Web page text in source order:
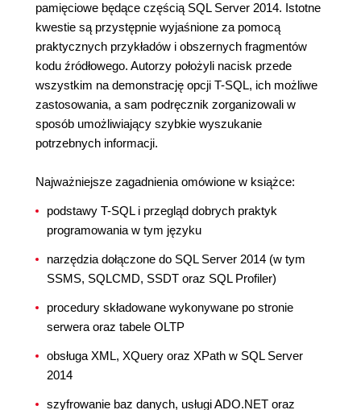
pamięciowe będące częścią SQL Server 2014. Istotne
kwestie są przystępnie wyjaśnione za pomocą
praktycznych przykładów i obszernych fragmentów
kodu źródłowego. Autorzy położyli nacisk przede
wszystkim na demonstrację opcji T-SQL, ich możliwe
zastosowania, a sam podręcznik zorganizowali w
sposób umożliwiający szybkie wyszukanie
potrzebnych informacji.
Najważniejsze zagadnienia omówione w książce:
podstawy T-SQL i przegląd dobrych praktyk
programowania w tym języku
narzędzia dołączone do SQL Server 2014 (w tym
SSMS, SQLCMD, SSDT oraz SQL Profiler)
procedury składowane wykonywane po stronie
serwera oraz tabele OLTP
obsługa XML, XQuery oraz XPath w SQL Server
2014
szyfrowanie baz danych, usługi ADO.NET oraz